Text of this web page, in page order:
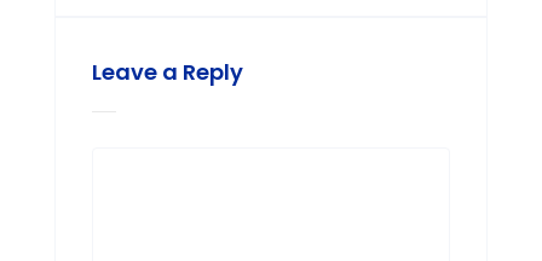
Leave a Reply